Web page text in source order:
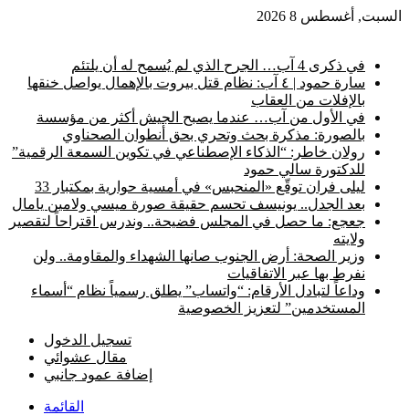
السبت, أغسطس 8 2026
في ذكرى 4 آب… الجرح الذي لم يُسمح له أن يلتئم
سارة حمود | ٤ آب: نظام قتل بيروت بالإهمال يواصل خنقها
بالإفلات من العقاب
في الأول من آب… عندما يصبح الجيش أكثر من مؤسسة
بالصورة: مذكرة بحث وتحري بحق أنطوان الصحناوي
رولان خاطر: “الذكاء الإصطناعي في تكوين السمعة الرقمية”
للدكتورة سالي حمود
ليلى فران توقّع «المنحبس» في أمسية حوارية بمكتبار 33
بعد الجدل.. يونيسف تحسم حقيقة صورة ميسي ولامين يامال
جعجع: ما حصل في المجلس فضيحة.. وندرس اقتراحاً لتقصير
ولايته
وزير الصحة: أرض الجنوب صانها الشهداء والمقاومة.. ولن
نفرط بها عبر الاتفاقيات
وداعاً لتبادل الأرقام: “واتساب” يطلق رسمياً نظام “أسماء
المستخدمين” لتعزيز الخصوصية
تسجيل الدخول
مقال عشوائي
إضافة عمود جانبي
القائمة